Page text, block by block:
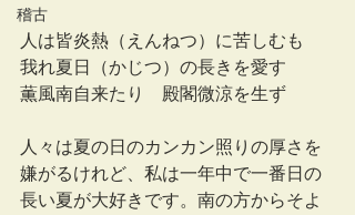
稽古
人は皆炎熱（えんねつ）に苦しむも
我れ夏日（かじつ）の長きを愛す
薫風南自来たり　殿閣微涼を生ず
人々は夏の日のカンカン照りの厚さを
嫌がるけれど、私は一年中で一番日の
長い夏が大好きです。南の方からそよ